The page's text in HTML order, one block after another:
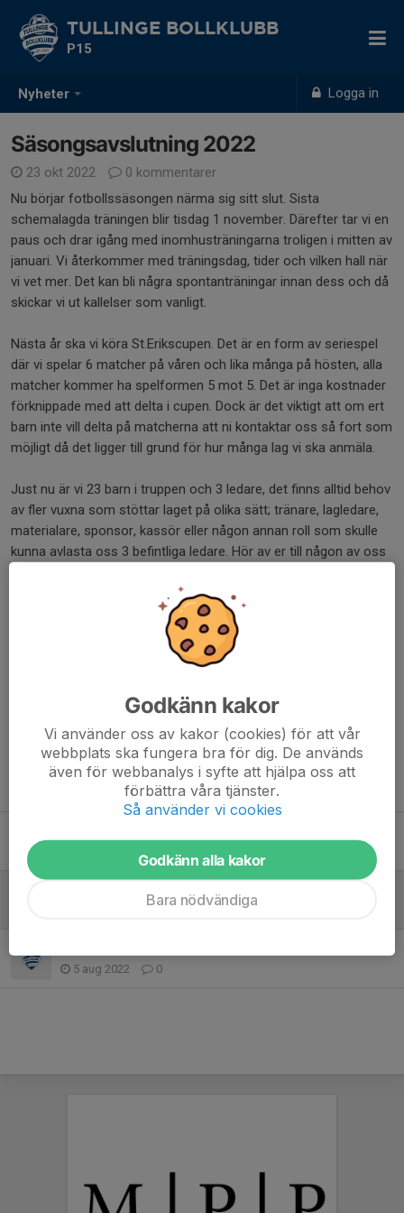
Nyheter Logga in
TULLINGE BOLLKLUBB
P15
Säsongsavslutning 2022
23 okt 2022
0 kommentarer
Nu börjar fotbollssäsongen närma sig sitt slut. Sista
schemalagda träningen blir tisdag 1 november. Därefter tar vi en
paus och drar igång med inomhusträningarna troligen i mitten av
januari. Vi återkommer med träningsdag, tider och vilken hall när
vi vet mer. Det kan bli några spontanträningar innan dess och då
skickar vi ut kallelser som vanligt.
Nästa år ska vi köra St.Erikscupen. Det är en form av seriespel
där vi spelar 6 matcher på våren och lika många på hösten, alla
matcher kommer ha spelformen 5 mot 5. Det är inga kostnader
förknippade med att delta i cupen. Dock är det viktigt att om ert
barn inte vill delta på matcherna att ni kontaktar oss så fort som
möjligt då det ligger till grund för hur många lag vi ska anmäla.
Just nu är vi 23 barn i truppen och 3 ledare, det finns alltid behov
av fler vuxna som stöttar laget på olika sätt; tränare, lagledare,
materialare, sponsor, kassör eller någon annan roll som skulle
kunna avlasta oss 3 befintliga ledare. Hör av er till någon av oss
Vi vill också passa på att tacka för en den här säsongen!
Tidigare nyheter
0
5 aug 2022 0
Godkänn kakor
Vi använder oss av kakor (cookies) för att vår
webbplats ska fungera bra för dig. De används
även för webbanalys i syfte att hjälpa oss att
förbättra våra tjänster.
Så använder vi cookies
Godkänn alla kakor
Bara nödvändiga